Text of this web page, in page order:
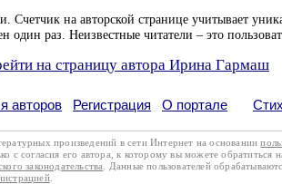
Счетчик на авторской странице учитывает
один раз. Неизвестные читатели – это
на страницу автора Ирина Гармаш
авторов Регистрация О портале
произведений в сети Интернет на основании
с согласия его автора, к которому вы можете обратиться
законодательства . Данные пользователей
.